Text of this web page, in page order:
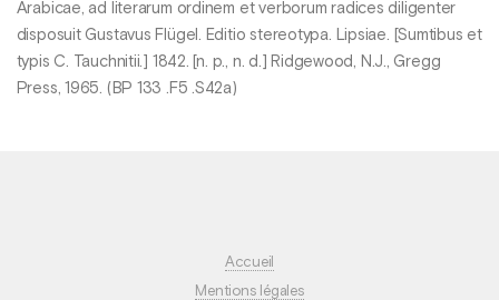
Arabicae, ad literarum ordinem et verborum radices diligenter
disposuit Gustavus Flügel. Editio stereotypa. Lipsiae. [Sumtibus et
typis C. Tauchnitii.] 1842. [n. p., n. d.] Ridgewood, N.J., Gregg
Press, 1965. (BP 133 .F5 .S42a)
Accueil
Mentions légales